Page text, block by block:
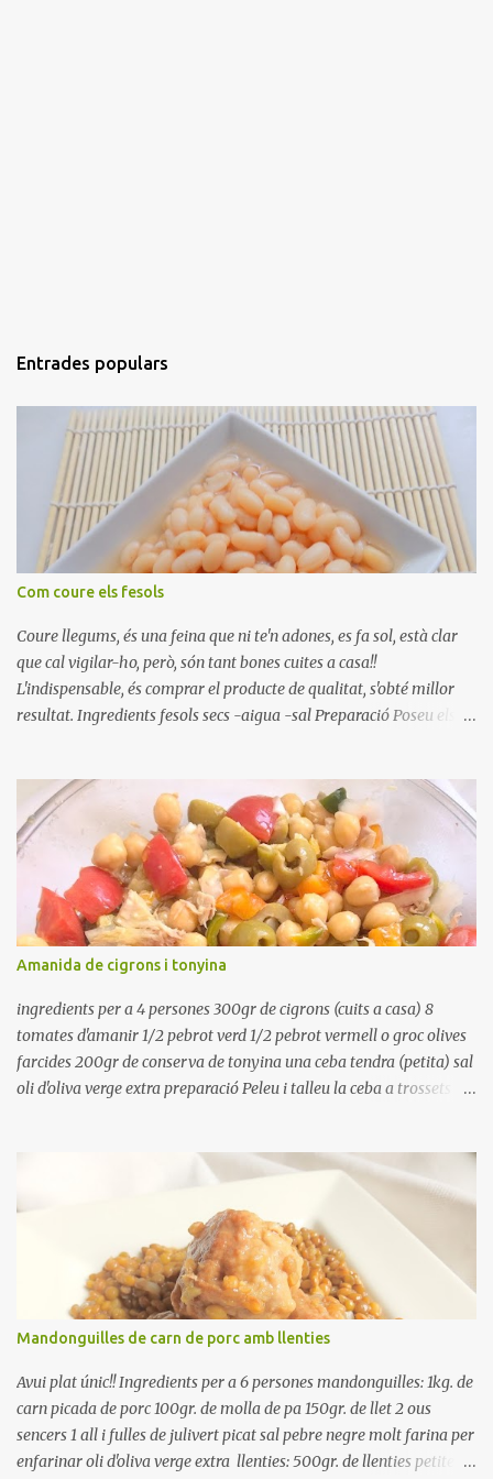
Entrades populars
Com coure els fesols
Coure llegums, és una feina que ni te'n adones, es fa sol, està clar
que cal vigilar-ho, però, són tant bones cuites a casa!!
L'indispensable, és comprar el producte de qualitat, s'obté millor
resultat. Ingredients fesols secs -aigua -sal Preparació Poseu els
quan arrenca el bull, canvieu l'aigua bullint, per aigua freda,
repetiu dues o tres vegades, abaixeu el foc i atureu la ebullició, dues
o tres vegades afegint aigua freda, han de coure a foc baix, quasi
be, sense bullir i sempre sempre, amb l'olla tapada, entre 1 hora i 1
hora i mitja. Saleu 10 minuts abans de retirar del foc. Heu de veure
vosaltres el moment en que ja estan cuites. Anotacions Deixeu
refredar en la mateixa olla. El caldo de coure els fesols, es pot
utilitzar per una crema o sopa. Ingredientes judias -agua -sal
Preparación Ponga las judías a r...
Amanida de cigrons i tonyina
ingredients per a 4 persones 300gr de cigrons (cuits a casa) 8
tomates d'amanir 1/2 pebrot verd 1/2 pebrot vermell o groc olives
farcides 200gr de conserva de tonyina una ceba tendra (petita) sal
oli d'oliva verge extra preparació Peleu i talleu la ceba a trossets i
Renteu les tomates i talleu-les a octaus. Talleu les olives a
rodanxes. Una hora abans de portar a la taula, poseu els cigrons,
ben escorreguts, en un bol, amb la resta d'ingredients: les tomates,
el pebrot, la ceba, (escorreguda), les olives i la tonyina esmicolada.
Amaniu amb sal i oli... bon profit!!
Mandonguilles de carn de porc amb llenties
Avui plat únic!! Ingredients per a 6 persones mandonguilles: 1kg. de
carn picada de porc 100gr. de molla de pa 150gr. de llet 2 ous
sencers 1 all i fulles de julivert picat sal pebre negre molt farina per
enfarinar oli d'oliva verge extra llenties: 500gr. de llenties petites